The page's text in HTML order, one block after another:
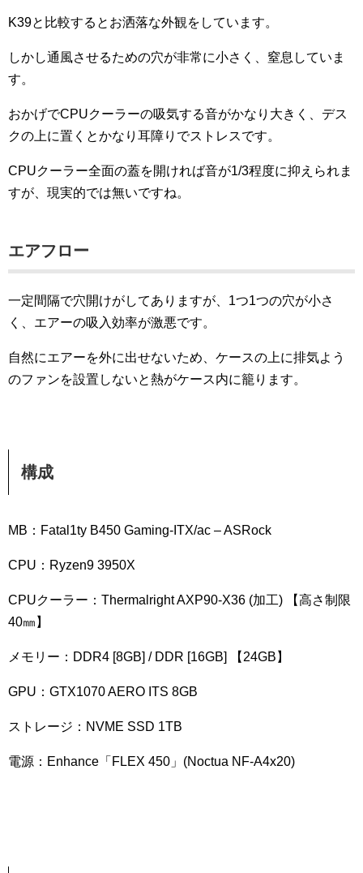
K39と比較するとお洒落な外観をしています。
しかし通風させるための穴が非常に小さく、窒息していま
す。
おかげでCPUクーラーの吸気する音がかなり大きく、デス
クの上に置くとかなり耳障りでストレスです。
CPUクーラー全面の蓋を開ければ音が1/3程度に抑えられま
すが、現実的では無いですね。
エアフロー
一定間隔で穴開けがしてありますが、1つ1つの穴が小さ
く、エアーの吸入効率が激悪です。
自然にエアーを外に出せないため、ケースの上に排気よう
のファンを設置しないと熱がケース内に籠ります。
構成
MB：Fatal1ty B450 Gaming-ITX/ac – ASRock
CPU：Ryzen9 3950X
CPUクーラー：Thermalright AXP90-X36 (加工) 【高さ制限
40㎜】
メモリー：DDR4 [8GB] / DDR [16GB] 【24GB】
GPU：GTX1070 AERO ITS 8GB
ストレージ：NVME SSD 1TB
電源：Enhance「FLEX 450」(Noctua NF-A4x20)